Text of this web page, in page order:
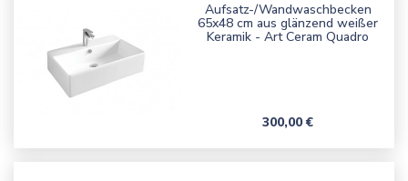
Aufsatz-/Wandwaschbecken
65x48 cm aus glänzend weißer
Keramik - Art Ceram Quadro
Preis
300,00 €